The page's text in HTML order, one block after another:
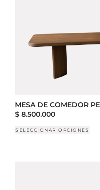
MESA DE COMEDOR
$ 8.500.000
SELECCIONAR OPCIONES